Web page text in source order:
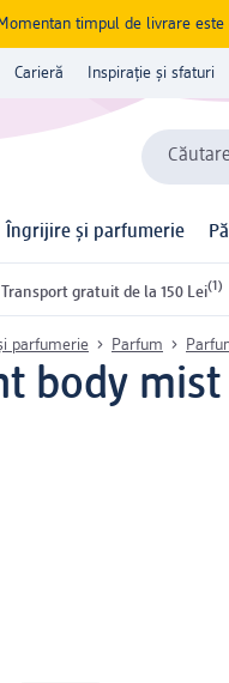
timpul de livrare
Carieră Inspirație și sfaturi
Căutare
Îngrijire și parfumerie
Transport gratuit de la 150 Lei(1)
parfumerie Parfum
body